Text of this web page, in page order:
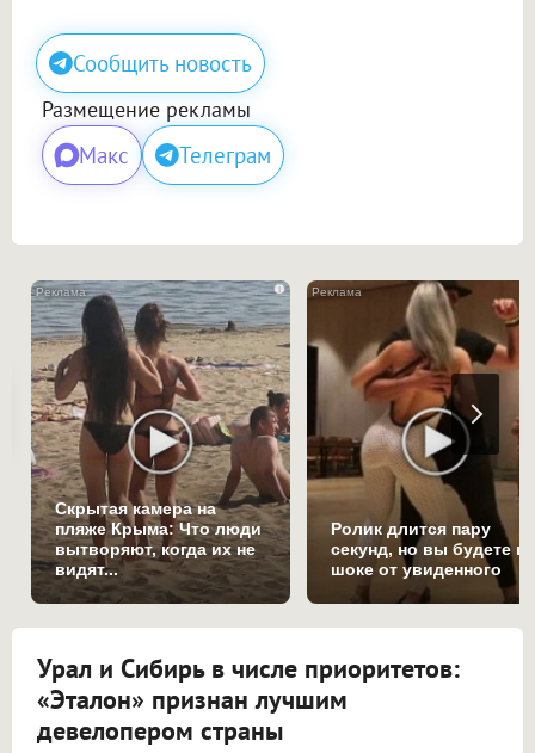
Сообщить новость
Размещение рекламы
Макс Телеграм
i
Скрытая камера на
пляже Крыма: Что люди
вытворяют, когда их не
видят...
Ролик длится пару
секунд, но вы будете в
шоке от увиденного
Урал и Сибирь в числе приоритетов:
«Эталон» признан лучшим
девелопером страны